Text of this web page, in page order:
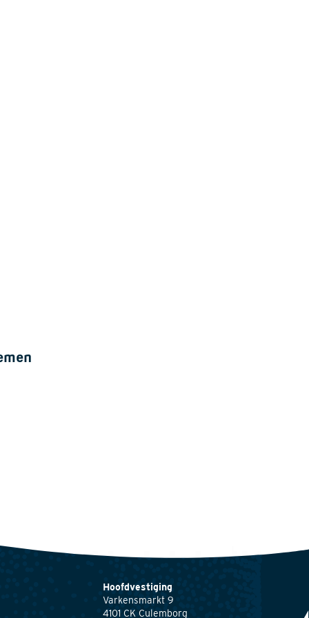
Hoofdvestiging
Varkensmarkt 9
4101 CK Culemborg